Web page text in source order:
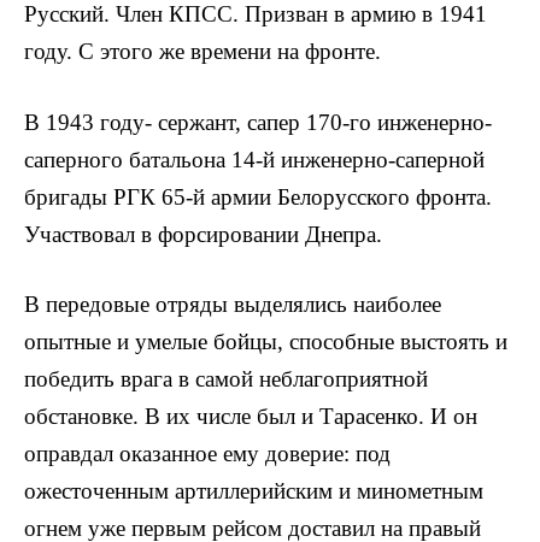
Русский. Член КПСС. Призван в армию в 1941
году. С этого же времени на фронте.
В 1943 году- сержант, сапер 170-го инженерно-
саперного ба­тальона 14-й инженерно-саперной
бригады РГК 65-й армии Бело­русского фронта.
Участвовал в форсировании Днепра.
В передовые отряды выделялись наиболее
опытные и умелые бойцы, способные выстоять и
победить врага в самой неблаго­приятной
обстановке. В их числе был и Тарасенко. И он
оправдал оказанное ему доверие: под
ожесточенным артиллерийским и ми­нометным
огнем уже первым рейсом доставил на правый